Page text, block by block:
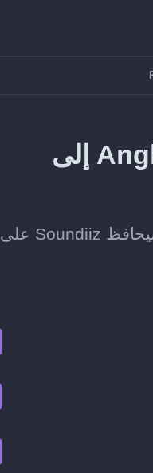
كيف تحافظ على مزامنة قائمة التشغيل من Anghami إلى
اربط قائمة تشغيل على Anghami بأخرى على Plex، واختر وتيرة التحديث، وسيحافظ Soundiiz على